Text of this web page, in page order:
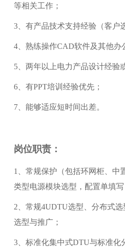
等相关工作；
3、有产品技术支持经验（客户
4、熟练操作CAD软件及其他办
5、两年以上电力产品设计经验
6、有PPT培训经验优先；
7、能够适应短时间出差。
岗位职责：
1、常规保护（包括环网柜、中
类型电源模块选型，配置单填写
2、常规4UDTU选型、分布式
选型与推广；
3、标准化集中式DTU与标准化